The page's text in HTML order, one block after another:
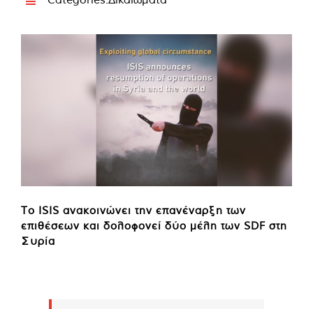
Το ISIS ανακοινώνει την επανέναρξη των
επιθέσεων και δολοφονεί δύο μέλη των SDF στη
Συρία